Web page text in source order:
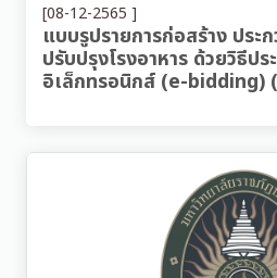
[08-12-2565 ]
แบบรูปรายการก่อสร้าง ประ
ปรับปรุงโรงอาหาร ด้วยวิธีปร
อิเล็กทรอนิกส์ (e-bidding)